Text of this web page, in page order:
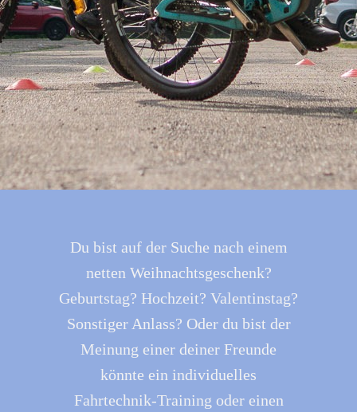
Du bist auf der Suche nach einem
netten Weihnachtsgeschenk?
Geburtstag? Hochzeit? Valentinstag?
Sonstiger Anlass? Oder du bist der
Meinung einer deiner Freunde
könnte ein individuelles
Fahrtechnik-Training oder einen